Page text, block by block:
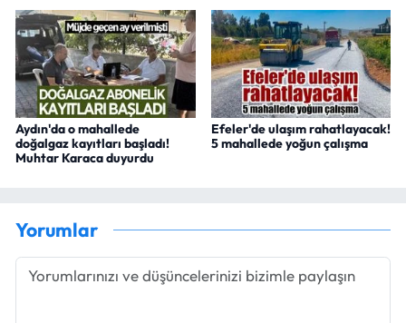
Aydın'da o mahallede
doğalgaz kayıtları başladı!
Muhtar Karaca duyurdu
Efeler'de ulaşım rahatlayacak!
5 mahallede yoğun çalışma
Yorumlar